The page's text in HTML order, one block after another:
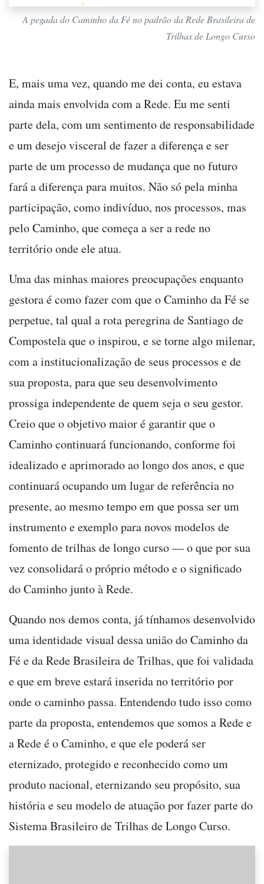
A pegada do Caminho da Fé no padrão da Rede Brasileira de
Trilhas de Longo Curso
E, mais uma vez, quando me dei conta, eu estava
ainda mais envolvida com a Rede. Eu me senti
parte dela, com um sentimento de responsabilidade
e um desejo visceral de fazer a diferença e ser
parte de um processo de mudança que no futuro
fará a diferença para muitos. Não só pela minha
participação, como indivíduo, nos processos, mas
pelo Caminho, que começa a ser a rede no
território onde ele atua.
Uma das minhas maiores preocupações enquanto
gestora é como fazer com que o Caminho da Fé se
perpetue, tal qual a rota peregrina de Santiago de
Compostela que o inspirou, e se torne algo milenar,
com a institucionalização de seus processos e de
sua proposta, para que seu desenvolvimento
prossiga independente de quem seja o seu gestor.
Creio que o objetivo maior é garantir que o
Caminho continuará funcionando, conforme foi
idealizado e aprimorado ao longo dos anos, e que
continuará ocupando um lugar de referência no
presente, ao mesmo tempo em que possa ser um
instrumento e exemplo para novos modelos de
fomento de trilhas de longo curso — o que por sua
vez consolidará o próprio método e o significado
do Caminho junto à Rede.
Quando nos demos conta, já tínhamos desenvolvido
uma identidade visual dessa união do Caminho da
Fé e da Rede Brasileira de Trilhas, que foi validada
e que em breve estará inserida no território por
onde o caminho passa. Entendendo tudo isso como
parte da proposta, entendemos que somos a Rede e
a Rede é o Caminho, e que ele poderá ser
eternizado, protegido e reconhecido como um
produto nacional, eternizando seu propósito, sua
história e seu modelo de atuação por fazer parte do
Sistema Brasileiro de Trilhas de Longo Curso.